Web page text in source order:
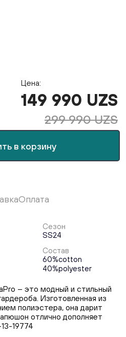
в корзину
Цена:
149 990 UZS
299 990 UZS
Оплата
Сезон
SS24
Состав
60%cotton
40%polyester
– это модный и стильный
Изготовленная из
полиэстера, она дарит
отлично дополняет
19774